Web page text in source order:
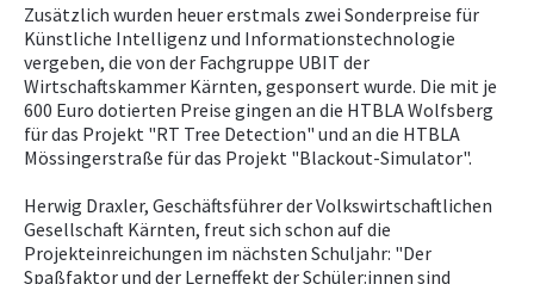
Zusätzlich wurden heuer erstmals zwei Sonderpreise für
Künstliche Intelligenz und Informationstechnologie
vergeben, die von der Fachgruppe UBIT der
Wirtschaftskammer Kärnten, gesponsert wurde. Die mit je
600 Euro dotierten Preise gingen an die HTBLA Wolfsberg
für das Projekt "RT Tree Detection" und an die HTBLA
Mössingerstraße für das Projekt "Blackout-Simulator".
Herwig Draxler, Geschäftsführer der Volkswirtschaftlichen
Gesellschaft Kärnten, freut sich schon auf die
Projekteinreichungen im nächsten Schuljahr: "Der
Spaßfaktor und der Lerneffekt der Schüler:innen sind